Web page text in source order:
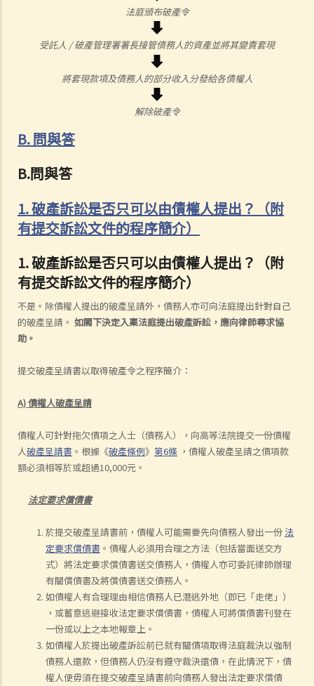
法庭頒布破產令
受託人 / 破產管理署署長接管債務人的資產並將其變賣套現
將套現款項及債務人的部分收入分發給各債權人
解除破產令
B. 問與答
B.問與答
1. 破產訴訟是否只可以由債權人提出？（附
有提交訴訟文件的程序簡介）
1. 破產訴訟是否只可以由債權人提出？（附
有提交訴訟文件的程序簡介）
不是。除債權人提出的破產呈請外，債務人亦可向法庭提出針對自己
的破產呈請。 如閣下決定入稟法庭提出破產訴訟，應向律師尋求協
助。
提交破產呈請書以取得破產令之程序簡介：
A) 債權人破產呈請
債權人可針對拖欠債項之人士（債務人），向高等法院提交一份債權
人破產呈請書 。根據《破產條例》 第6條 ，債權人破產呈請之債項款
額必須相等於或超過10,000元。
法定要求償債書
於提交破產呈請書前，債權人可能需要先向債務人發出一份 法
定要求償債書 。債權人必須用合理之方法（包括當面送交方
式）將法定要求償債書送交債務人，債權人亦可委託律師辦理
有關償債書及將償債書送交債務人。
如債權人有合理理由相信債務人已潛逃外地（即已「走佬」）
，或蓄意逃避接收法定要求償債書，債權人可將償債書刊登在
一份或以上之本地報章上。
如債權人於提出破產訴訟前已就有關債項取得法庭裁決以強制
債務人還款，但債務人仍沒有遵守裁決還債，在此情況下，債
權人便毋須在提交破產呈請書前向債務人發出法定要求償債